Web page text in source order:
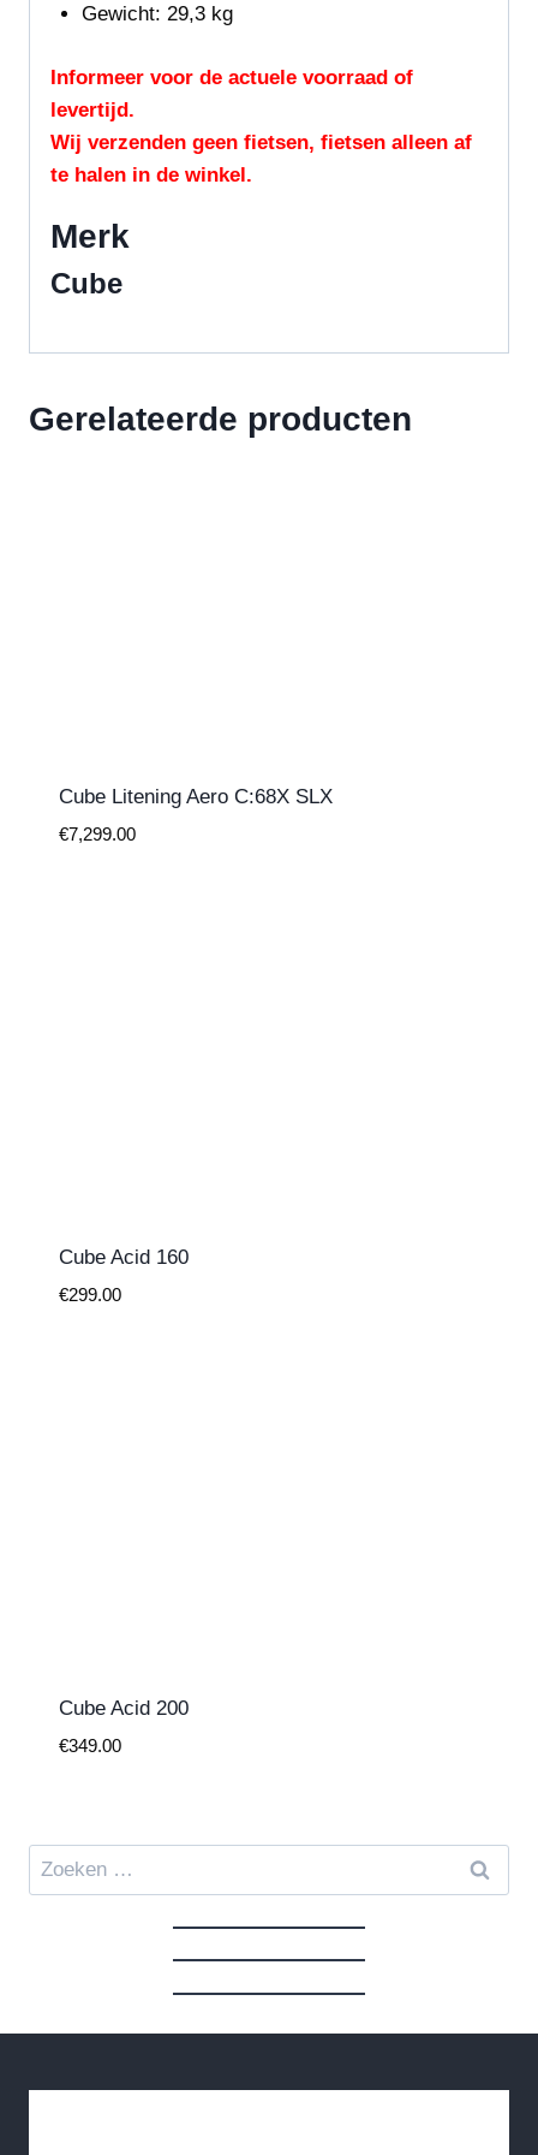
Gewicht: 29,3kg
Informeer voor de actuele voorraad of
levertijd.
Wij verzenden geen fietsen, fietsen alleen af
te halen in de winkel.
Merk
Cube
Gerelateerde producten
Cube Litening Aero C:68X SLX
€7,299.00
Cube Acid 160
€299.00
Cube Acid 200
€349.00
Zoeken
naar: